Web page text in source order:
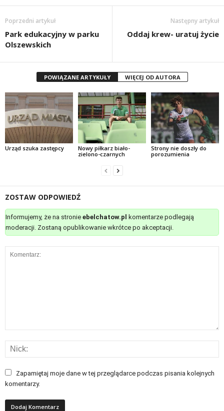
Poprzedni artykuł
Park edukacyjny w parku
Olszewskich
Następny artykuł
Oddaj krew- uratuj życie
POWIĄZANE ARTYKUŁY WIĘCEJ OD AUTORA
Urząd szuka zastępcy
Nowy piłkarz biało-
zielono-czarnych
Strony nie doszły do
porozumienia
ZOSTAW ODPOWIEDŹ
Informujemy, że na stronie ebelchatow.pl komentarze podlegają
moderacji. Zostaną opublikowanie wkrótce po akceptacji.
Zapamiętaj moje dane w tej przeglądarce podczas pisania kolejnych
komentarzy.